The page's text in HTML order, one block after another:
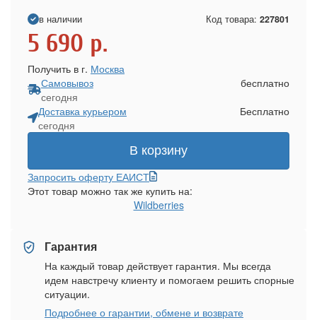
в наличии Код товара: 227801
5 690 р.
Получить в г. Москва
Самовывоз
сегодня
бесплатно
Доставка курьером
сегодня
Бесплатно
В корзину
Запросить оферту ЕАИСТ
Этот товар можно так же купить на:
Wildberries
Гарантия
На каждый товар действует гарантия. Мы всегда
идем навстречу клиенту и помогаем решить спорные
ситуации.
Подробнее о гарантии, обмене и возврате